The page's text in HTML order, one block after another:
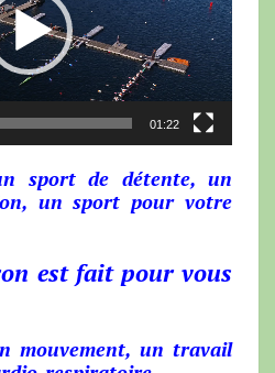
01:22
sport de détente, un
un sport pour votre
fait pour vous
mouvement, un travail